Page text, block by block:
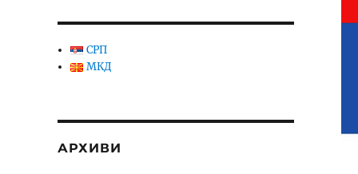
СРП
МКД
АРХИВИ